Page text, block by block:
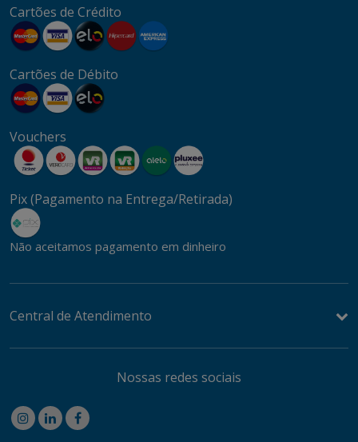
Cartões de Crédito
Cartões de Débito
Vouchers
Pix (Pagamento na Entrega/Retirada)
Não aceitamos pagamento em dinheiro
Central de Atendimento
Nossas redes sociais